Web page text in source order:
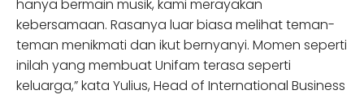
hanya bermain musik, kami merayakan
kebersamaan. Rasanya luar biasa melihat teman-
teman menikmati dan ikut bernyanyi. Momen seperti
inilah yang membuat Unifam terasa seperti
keluarga,” kata Yulius, Head of International Business